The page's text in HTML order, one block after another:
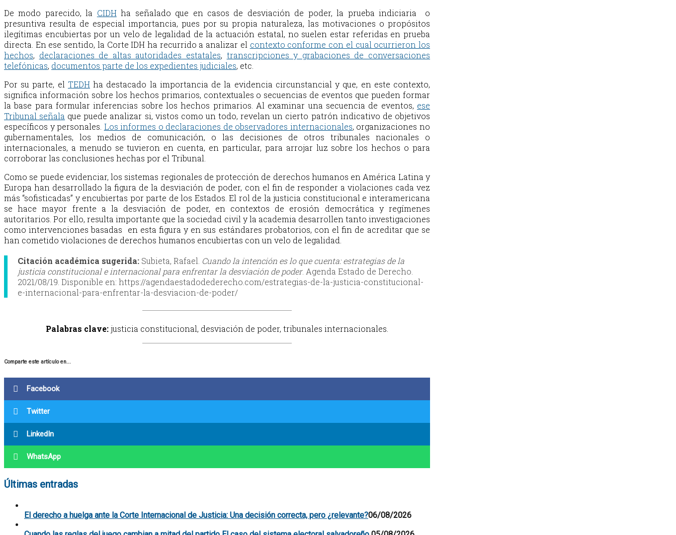
De modo parecido, la CIDH ha señalado que en casos de desviación de poder, la prueba indiciaria o
presuntiva resulta de especial importancia, pues por su propia naturaleza, las motivaciones o propósitos
ilegítimas encubiertas por un velo de legalidad de la actuación estatal, no suelen estar referidas en prueba
directa. En ese sentido, la Corte IDH ha recurrido a analizar el contexto conforme con el cual ocurrieron los
hechos, declaraciones de altas autoridades estatales, transcripciones y grabaciones de conversaciones
telefónicas, documentos parte de los expedientes judiciales, etc.
Por su parte, el TEDH ha destacado la importancia de la evidencia circunstancial y que, en este contexto,
significa información sobre los hechos primarios, contextuales o secuencias de eventos que pueden formar
la base para formular inferencias sobre los hechos primarios. Al examinar una secuencia de eventos, ese
Tribunal señala que puede analizar si, vistos como un todo, revelan un cierto patrón indicativo de objetivos
específicos y personales. Los informes o declaraciones de observadores internacionales, organizaciones no
gubernamentales, los medios de comunicación, o las decisiones de otros tribunales nacionales o
internacionales, a menudo se tuvieron en cuenta, en particular, para arrojar luz sobre los hechos o para
corroborar las conclusiones hechas por el Tribunal.
Como se puede evidenciar, los sistemas regionales de protección de derechos humanos en América Latina y
Europa han desarrollado la figura de la desviación de poder, con el fin de responder a violaciones cada vez
más “sofisticadas” y encubiertas por parte de los Estados. El rol de la justicia constitucional e interamericana
se hace mayor frente a la desviación de poder, en contextos de erosión democrática y regímenes
autoritarios. Por ello, resulta importante que la sociedad civil y la academia desarrollen tanto investigaciones
como intervenciones basadas en esta figura y en sus estándares probatorios, con el fin de acreditar que se
han cometido violaciones de derechos humanos encubiertas con un velo de legalidad.
Citación académica sugerida: Subieta, Rafael. Cuando la intención es lo que cuenta: estrategias de la
justicia constitucional e internacional para enfrentar la desviación de poder. Agenda Estado de Derecho.
2021/08/19. Disponible en: https://agendaestadodederecho.com/estrategias-de-la-justicia-constitucional-
e-internacional-para-enfrentar-la-desviacion-de-poder/
Palabras clave:justicia constitucional, desviación de poder, tribunales internacionales.
Comparte este artículo en...
Facebook
Twitter
LinkedIn
WhatsApp
Últimas entradas
El derecho a huelga ante la Corte Internacional de Justicia: Una decisión correcta, pero ¿relevante?06/08/2026